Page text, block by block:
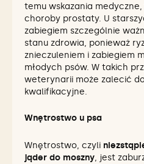
temu wskazania
choroby prostaty. U
zabiegiem szczególnie
stanu zdrowia, ponieważ
znieczuleniem i zabiegiem
młodych psów. W takich
weterynarii może zalecić
kwalifikacyjne.
Wnętrostwo u psa
Wnętrostwo, czyli
jąder do moszny, jest